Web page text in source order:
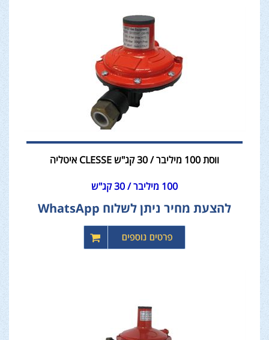
ווסת 100 מיליבר / 30 קג"ש CLESSE איטליה
100 מיליבר / 30 קג"ש
להצעת מחיר ניתן לשלוח WhatsApp